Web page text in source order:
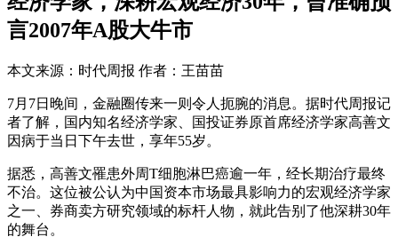
言2007年A股大牛市
本文来源：时代周报 作者：王苗苗
7月7日晚间，金融圈传来一则令人扼腕的消息。据时代周报记
者了解，国内知名经济学家、国投证券原首席经济学家高善文
因病于当日下午去世，享年55岁。
据悉，高善文罹患外周T细胞淋巴癌逾一年，经长期治疗最终
不治。这位被公认为中国资本市场最具影响力的宏观经济学家
之一、券商卖方研究领域的标杆人物，就此告别了他深耕30年
的舞台。